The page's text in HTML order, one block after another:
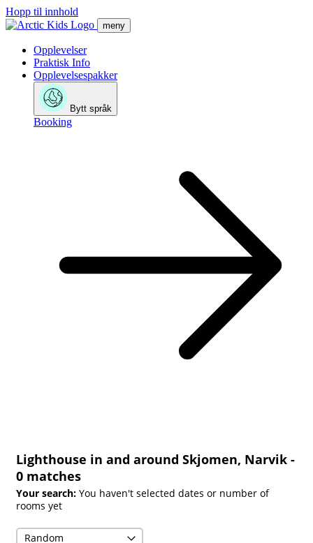
Hopp til innhold
meny
Opplevelser
Praktisk Info
Opplevelsespakker
Bytt språk
Booking
Lighthouse in and around Skjomen, Narvik -
0 matches
Your search: You haven't selected dates or number of
rooms yet